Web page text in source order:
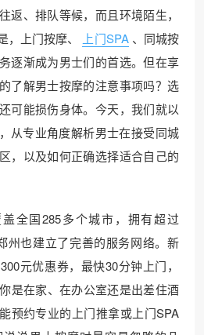
返、排队等候，而且环境陌生，
上门按摩、
上门SPA 、同城按
逐渐成为男士们的首选。但在享
了解男士按摩的注意事项吗？选
可能损伤身体。今天，我们就以
从专业角度解析男士在接受同城
，以及如何正确选择适合自己的
全国285多个城市，拥有超过
州也建立了完善的服务网络。新
元优惠券，最快30分钟上门，
是在家、在办公室还是出差住酒
预约专业的上门推拿或上门SPA